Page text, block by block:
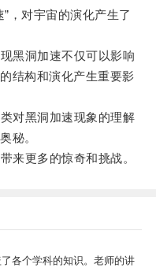
对宇宙的演化产生了
洞加速不仅可以影响
结构和演化产生重要影
对黑洞加速现象的理解
秘。
更多的惊奇和挑战。
各个学科的知识。老师的讲